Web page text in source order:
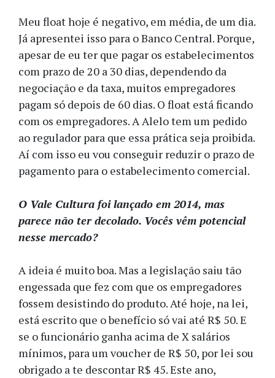
Meu float hoje é negativo, em média, de um dia.
Já apresentei isso para o Banco Central. Porque,
apesar de eu ter que pagar os estabelecimentos
com prazo de 20 a 30 dias, dependendo da
negociação e da taxa, muitos empregadores
pagam só depois de 60 dias. O float está ficando
com os empregadores. A Alelo tem um pedido
ao regulador para que essa prática seja proibida.
Aí com isso eu vou conseguir reduzir o prazo de
pagamento para o estabelecimento comercial.
O Vale Cultura foi lançado em 2014, mas
parece não ter decolado. Vocês vêm potencial
nesse mercado?
A ideia é muito boa. Mas a legislação saiu tão
engessada que fez com que os empregadores
fossem desistindo do produto. Até hoje, na lei,
está escrito que o benefício só vai até R$ 50. E
se o funcionário ganha acima de X salários
mínimos, para um voucher de R$ 50, por lei sou
obrigado a te descontar R$ 45. Este ano,